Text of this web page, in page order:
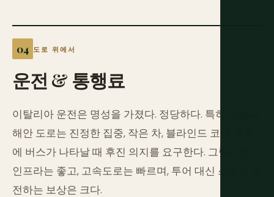
도로 위에서
운전 & 통행료
이탈리아 운전은 명성을 가졌다. 정당하다. 특히 아말피
해안 도로는 진정한 집중, 작은 차, 블라인드 코너 주위
에 버스가 나타날 때 후진 의지를 요구한다. 그렇지만
인프라는 좋고, 고속도로는 빠르며, 투어 대신 스스로 운
전하는 보상은 크다.